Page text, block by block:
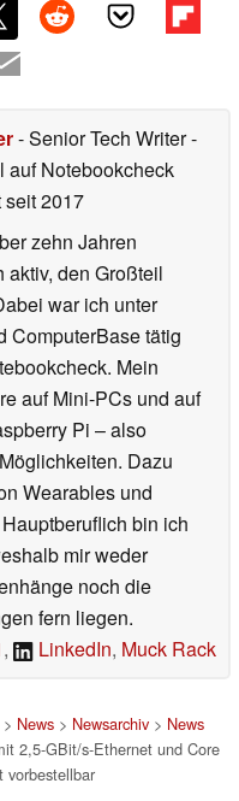
- Senior Tech Writer-
auf Notebookcheck
seit 2017
zehn Jahren
aktiv, den Großteil
war ich unter
ComputerBase tätig
Mein
auf Mini-PCs und auf
Pi – also
Dazu
Wearables und
bin ich
mir weder
noch die
fern liegen.
, LinkedIn, Muck Rack
News> Newsarchiv> News
2,5-GBit/s-Ethernet und Core
vorbestellbar